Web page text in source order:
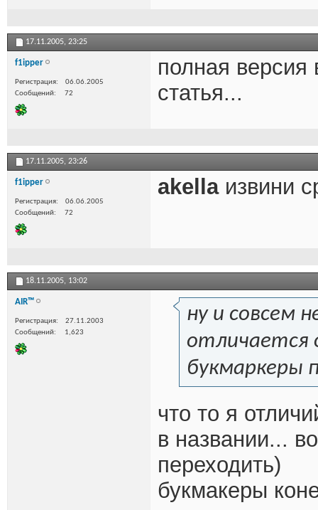
17.11.2005, 23:25
f1ipper
Регистрация
06.06.2005
Сообщений
72
полная
статья...
17.11.2005, 23:26
f1ipper
Регистрация
06.06.2005
Сообщений
72
akellaизвини
18.11.2005, 13:02
AIR™
Регистрация
27.11.2003
Сообщений
1,623
ну и совсем
отличается
букмаркеры
что то я
в названии...
переходить)
букмакеры